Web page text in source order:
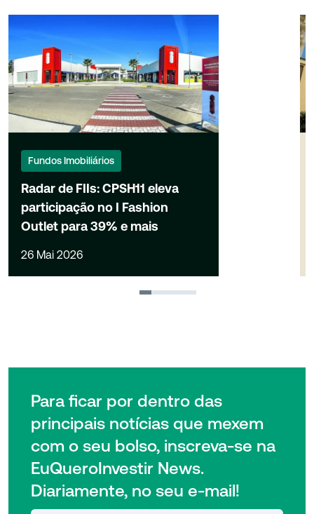
Fundos Imobiliários
Radar de FIIs: CPSH11 eleva
participação no I Fashion
Outlet para 39% e mais
26 Mai 2026
1 2 3 4
Para ficar por dentro das
principais notícias que mexem
com o seu bolso, inscreva-se na
EuQueroInvestir News.
Diariamente, no seu e-mail!